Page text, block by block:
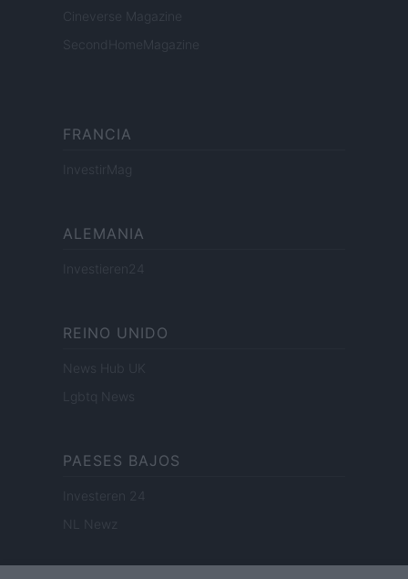
Cineverse Magazine
SecondHomeMagazine
FRANCIA
InvestirMag
ALEMANIA
Investieren24
REINO UNIDO
News Hub UK
Lgbtq News
PAESES BAJOS
Investeren 24
NL Newz